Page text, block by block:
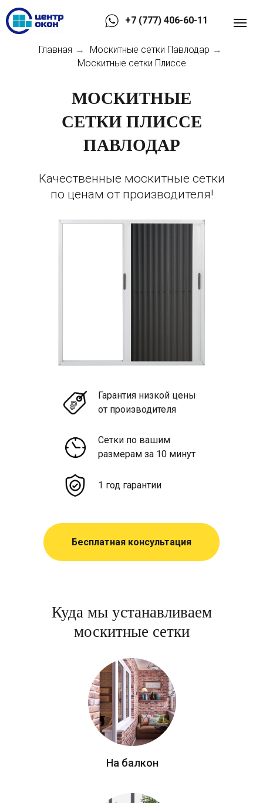
+7 (777) 406-60-11
Главная → Москитные сетки Павлодар →
Москитные сетки Плиссе
МОСКИТНЫЕ
СЕТКИ ПЛИССЕ
ПАВЛОДАР
Гарантия низкой цены
от производителя
Сетки по вашим
размерам за 10 минут
1 год гарантии
Бесплатная консультация
Качественные москитные сетки
по ценам от производителя!
Куда мы устанавливаем
москитные сетки
На балкон